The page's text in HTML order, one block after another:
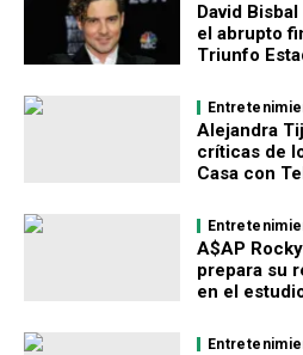
David
el abrupto
Triunfo
Alejandra
críticas de
Casa con
A$AP
prepara su
en el